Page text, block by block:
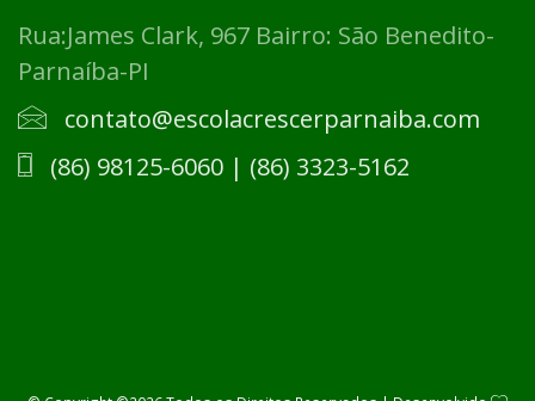
Rua:James Clark, 967 Bairro: São Benedito-
Parnaíba-PI
contato@escolacrescerparnaiba.com
​(86) 98125-6060 | (86) 3323-5162